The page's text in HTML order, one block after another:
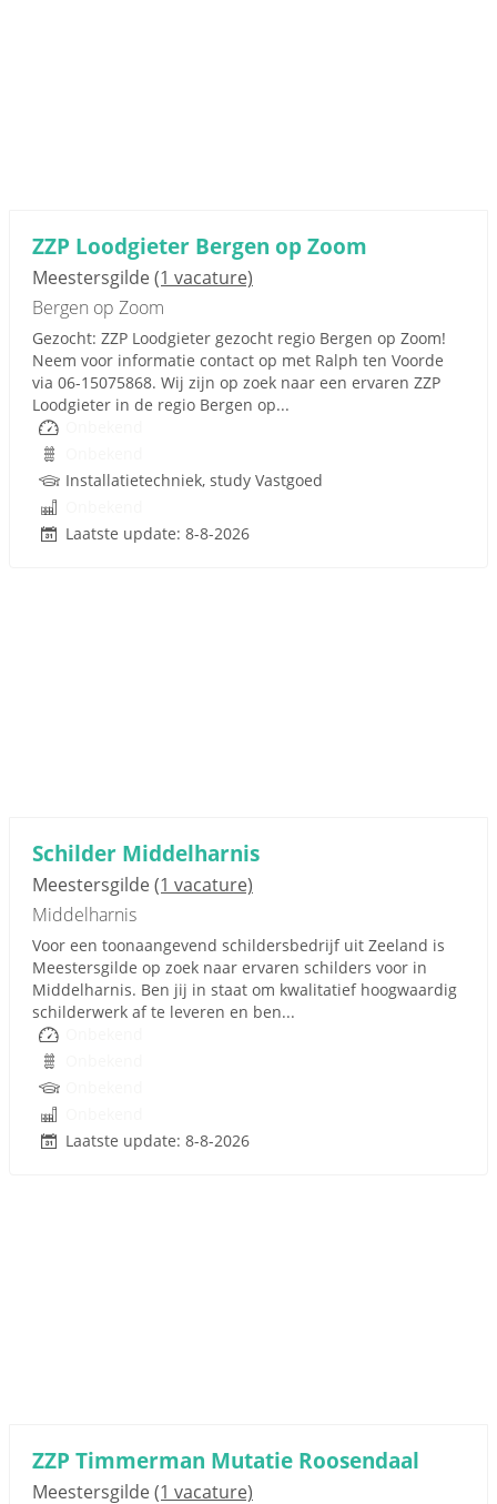
ZZP Loodgieter Bergen op Zoom
Meestersgilde(1 vacature)
Bergen op Zoom
Gezocht: ZZP Loodgieter gezocht regio Bergen op Zoom!
Neem voor informatie contact op met Ralph ten Voorde
via 06-15075868. Wij zijn op zoek naar een ervaren ZZP
Loodgieter in de regio Bergen op...
Installatietechniek, study Vastgoed
Laatste update: 8-8-2026
Schilder Middelharnis
Meestersgilde(1 vacature)
Middelharnis
Voor een toonaangevend schildersbedrijf uit Zeeland is
Meestersgilde op zoek naar ervaren schilders voor in
Middelharnis. Ben jij in staat om kwalitatief hoogwaardig
schilderwerk af te leveren en ben...
Laatste update: 8-8-2026
ZZP Timmerman Mutatie Roosendaal
Meestersgilde(1 vacature)